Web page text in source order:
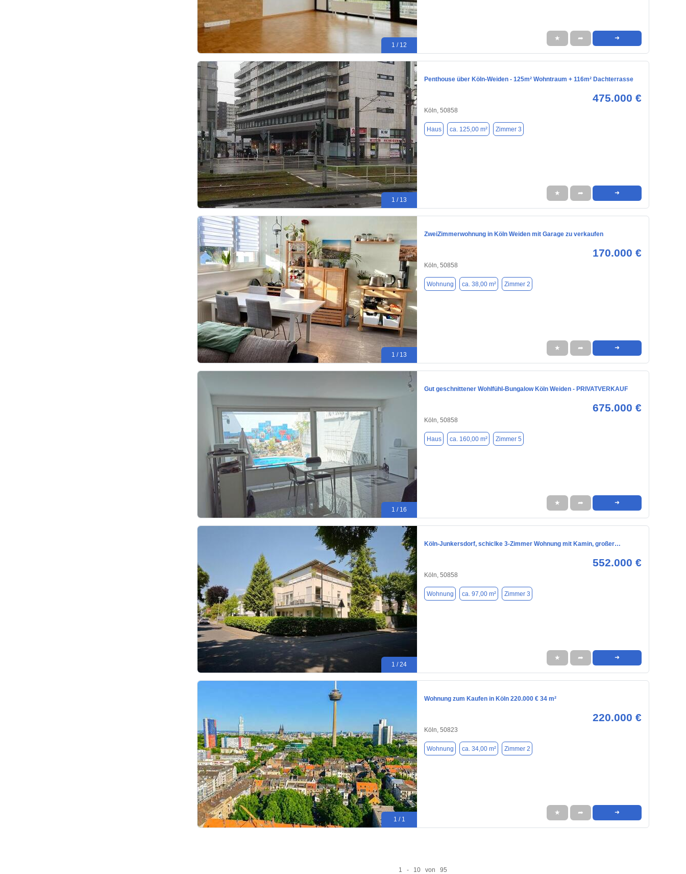
1 / 12
★ ➦ ➜
1 / 13
Penthouse über Köln-Weiden - 125m² Wohntraum + 116m² Dachterrasse
475.000 €
Köln, 50858
Haus ca. 125,00 m² Zimmer 3
★ ➦ ➜
1 / 13
ZweiZimmerwohnung in Köln Weiden mit Garage zu verkaufen
170.000 €
Köln, 50858
Wohnung ca. 38,00 m² Zimmer 2
★ ➦ ➜
1 / 16
Gut geschnittener Wohlfühl-Bungalow Köln Weiden - PRIVATVERKAUF
675.000 €
Köln, 50858
Haus ca. 160,00 m² Zimmer 5
★ ➦ ➜
1 / 24
Köln-Junkersdorf, schiclke 3-Zimmer Wohnung mit Kamin, großer…
552.000 €
Köln, 50858
Wohnung ca. 97,00 m² Zimmer 3
★ ➦ ➜
1 / 1
Wohnung zum Kaufen in Köln 220.000 € 34 m²
220.000 €
Köln, 50823
Wohnung ca. 34,00 m² Zimmer 2
★ ➦ ➜
1 - 10 von 95